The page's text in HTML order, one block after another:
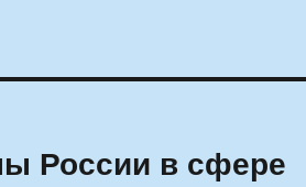
России в сфере